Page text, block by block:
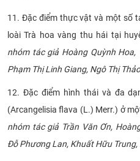
11. Đặc điểm thực vật và một số
loài Trà hoa vàng thu hái tại
nhóm tác giả Hoàng Quỳnh Hoa,
Phạm Thị Linh Giang, Ngô Thị
12. Đặc điểm hình thái và đa
(Arcangelisia flava (L.) Merr.) ở
nhóm tác giả Trần Văn Ơn,
Đỗ Phương Lan, Khuất Hữu Trung,